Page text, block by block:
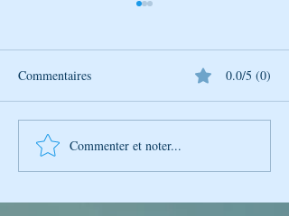
La Photo de la Semaine :
Instantané Captivant
Commentaires 0.0/5 (0)
Commenter et noter...